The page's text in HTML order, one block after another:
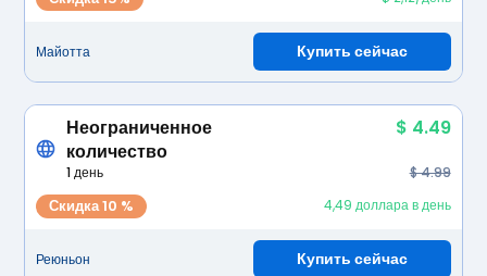
Майотта Купить сейчас
Неограниченное
количество
$ 4.49
1 день $ 4.99
Скидка 10 % 4,49 доллара в день
Реюньон Купить сейчас